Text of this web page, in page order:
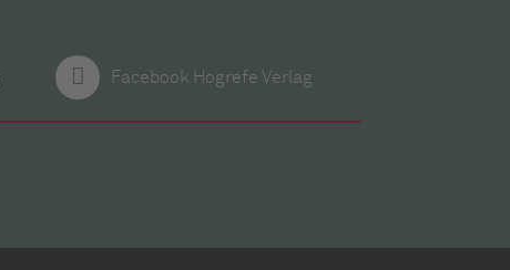
Facebook Hogrefe Verlag